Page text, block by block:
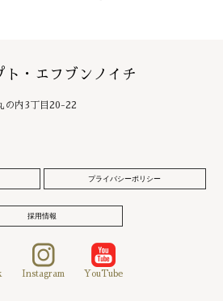
ト・エフブンノイチ
内3丁目20-22
プライバシーポリシー
採用情報
Instagram YouTube